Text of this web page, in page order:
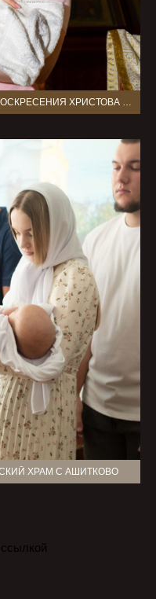
КРЕЩЕНИЕ АЛЕКСАНДРЫ В ХРАМЕ ВОСКРЕСЕНИЯ ХРИСТОВА В ВОСКРЕСЕНСКОМ Г МОСКВА ОЕ
ХРАМ С АШИТКОВО